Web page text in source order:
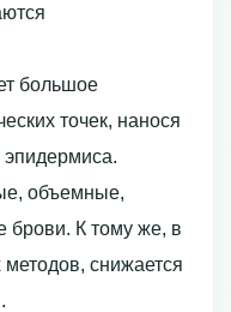
большое
точек, нанося
эпидермиса.
объемные,
брови. К тому же, в
снижается